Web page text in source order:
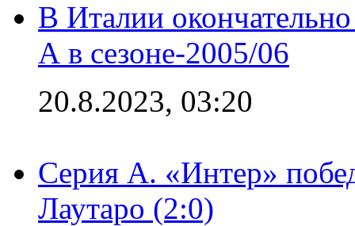
В Италии
А в сезоне-2005/06
20.8.2023, 03:20
Серия А. «Интер»
Лаутаро (2:0)